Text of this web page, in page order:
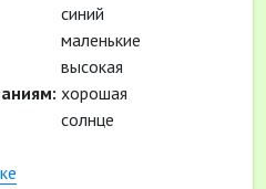
синий
маленькие
высокая
хорошая
солнце